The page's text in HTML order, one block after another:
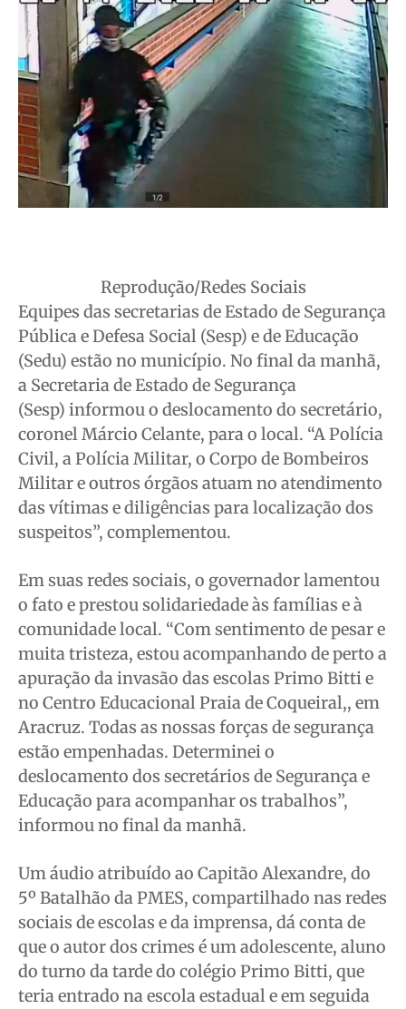
Privacidade
Privacidade
Privacidade
Privacidade
Reprodução/Redes Sociais
Equipes das secretarias de Estado de Segurança
Pública e Defesa Social (Sesp) e de Educação
(Sedu) estão no município. No final da manhã,
a Secretaria de Estado de Segurança
(Sesp) informou o deslocamento do secretário,
coronel Márcio Celante, para o local. “A Polícia
Civil, a Polícia Militar, o Corpo de Bombeiros
Militar e outros órgãos atuam no atendimento
das vítimas e diligências para localização dos
suspeitos”, complementou.
Em suas redes sociais, o governador lamentou
o fato e prestou solidariedade às famílias e à
comunidade local. “Com sentimento de pesar e
muita tristeza, estou acompanhando de perto a
apuração da invasão das escolas Primo Bitti e
no Centro Educacional Praia de Coqueiral,, em
Aracruz. Todas as nossas forças de segurança
estão empenhadas. Determinei o
deslocamento dos secretários de Segurança e
Educação para acompanhar os trabalhos”,
informou no final da manhã.
Um áudio atribuído ao Capitão Alexandre, do
5º Batalhão da PMES, compartilhado nas redes
sociais de escolas e da imprensa, dá conta de
que o autor dos crimes é um adolescente, aluno
do turno da tarde do colégio Primo Bitti, que
teria entrado na escola estadual e em seguida